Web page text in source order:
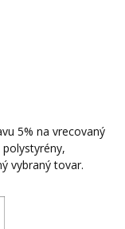
5% na vrecovaný
vybraný tovar.